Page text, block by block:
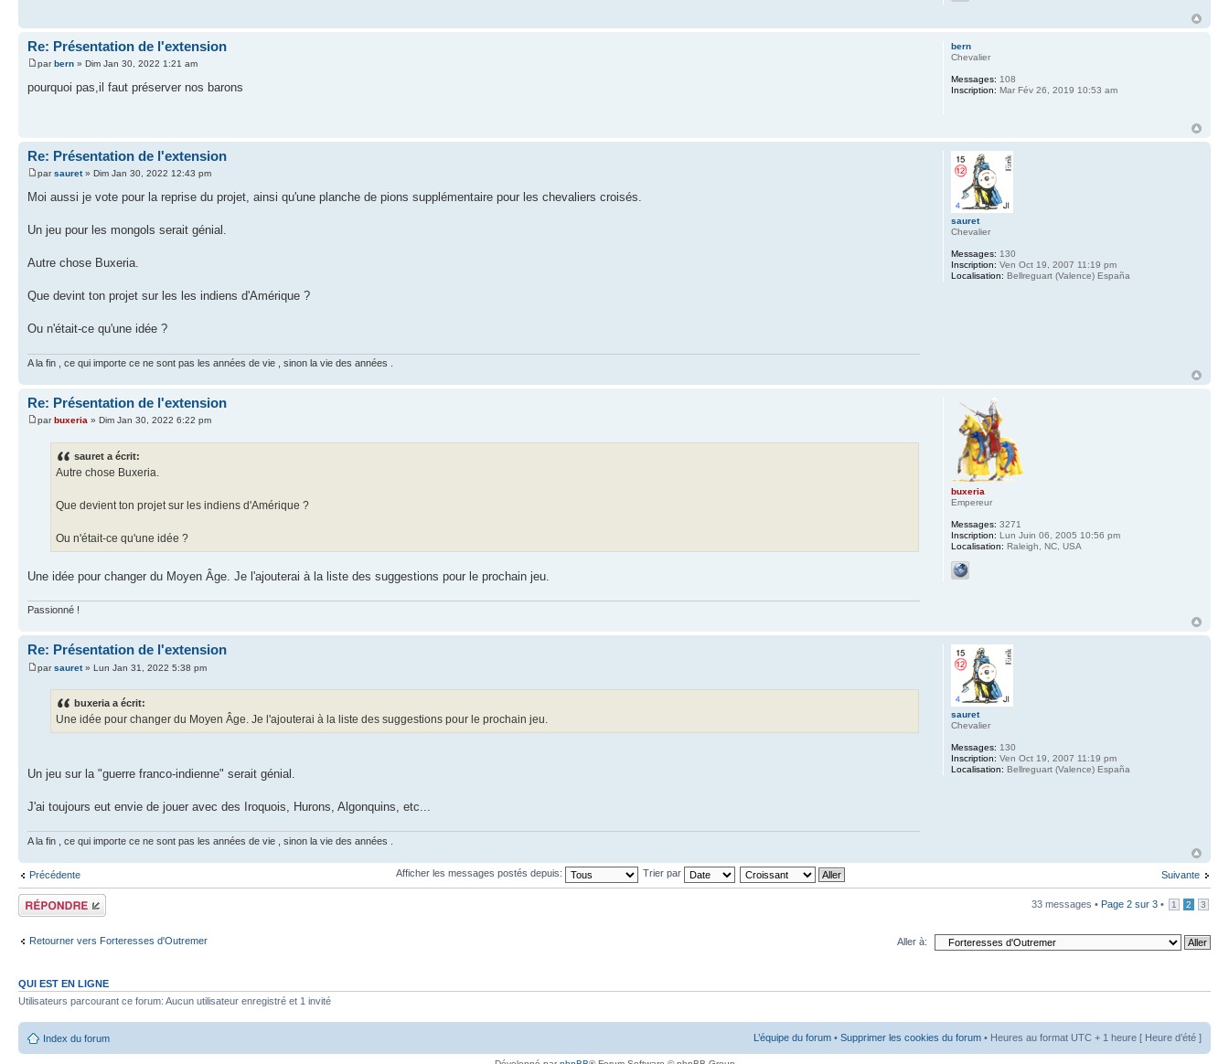
Re: Présentation de l'extension
parbern » Dim Jan 30, 2022 1:21 am
pourquoi pas,il faut préserver nos barons
bern
Chevalier
Messages: 108
Inscription: Mar Fév 26, 2019 10:53 am
Re: Présentation de l'extension
parsauret» Dim Jan 30, 2022 12:43 pm
Moi aussi je vote pour la reprise du projet, ainsi qu'une planche de pions supplémentaire pour les chevaliers croisés.
Un jeu pour les mongols serait génial.
Autre chose Buxeria.
Que devint ton projet sur les les indiens d'Amérique ?
Ou n'était-ce qu'une idée ?
A la fin , ce qui importe ce ne sont pas les années de vie , sinon la vie des années .
sauret
Chevalier
Messages: 130
Inscription: Ven Oct 19, 2007 11:19 pm
Localisation: Bellreguart (Valence) España
Re: Présentation de l'extension
par buxeria » Dim Jan 30, 2022 6:22 pm
sauret a écrit:
Autre chose Buxeria.
Que devient ton projet sur les indiens d'Amérique ?
Ou n'était-ce qu'une idée ?
Une idée pour changer du Moyen Âge. Je l'ajouterai à la liste des suggestions pour le prochain jeu.
Passionné !
buxeria
Empereur
Messages: 3271
Inscription: Lun Juin 06, 2005 10:56 pm
Localisation: Raleigh, NC, USA
Re: Présentation de l'extension
parsauret» Lun Jan 31, 2022 5:38 pm
buxeria a écrit:
Une idée pour changer du Moyen Âge. Je l'ajouterai à la liste des suggestions pour le prochain jeu.
Un jeu sur la "guerre franco-indienne" serait génial.
J'ai toujours eut envie de jouer avec des Iroquois, Hurons, Algonquins, etc...
A la fin , ce qui importe ce ne sont pas les années de vie , sinon la vie des années .
sauret
Chevalier
Messages: 130
Inscription: Ven Oct 19, 2007 11:19 pm
Localisation: Bellreguart (Valence) España
Précédente Suivante
Afficher les messages postés depuis: Trier par
Répondre 33 messages • Page 2 sur 3 • 1 2 3
Retourner vers Forteresses d'Outremer Aller à:
QUI EST EN LIGNE
Utilisateurs parcourant ce forum: Aucun utilisateur enregistré et 1 invité
Index du forum L’équipe du forum • Supprimer les cookies du forum • Heures au format UTC + 1 heure [ Heure d’été ]